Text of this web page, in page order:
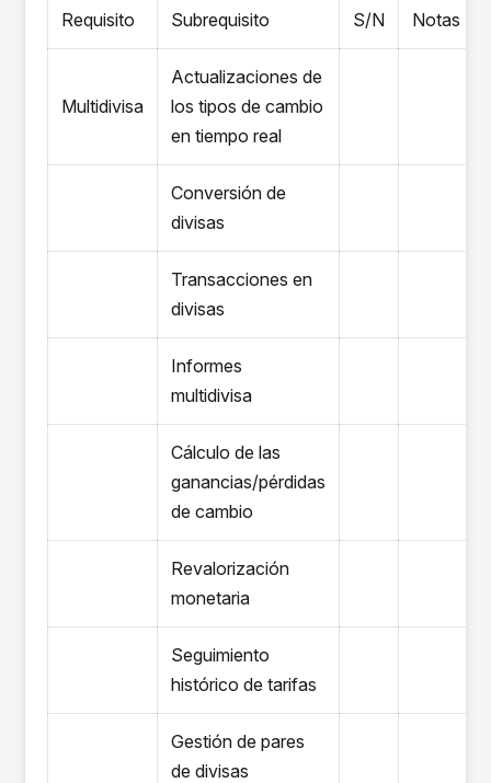
Requisito Subrequisito S/N Notas
Multidivisa
Actualizaciones de
los tipos de cambio
en tiempo real
Conversión de
divisas
Transacciones en
divisas
Informes
multidivisa
Cálculo de las
ganancias/pérdidas
de cambio
Revalorización
monetaria
Seguimiento
histórico de tarifas
Gestión de pares
de divisas